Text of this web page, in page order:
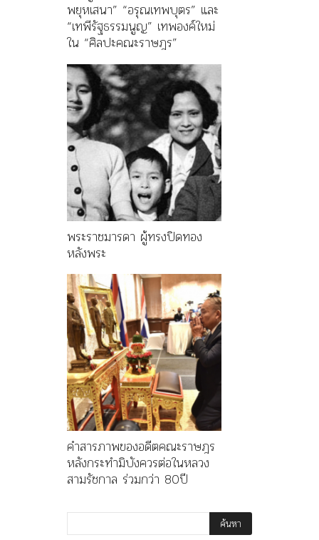
พยุหเสนา” “อรุณเทพบุตร” และ
“เทพีรัฐธรรมนูญ” เทพองค์ใหม่
ใน “ศิลปะคณะราษฎร”
พระราชมารดา ผู้ทรงปิดทอง
หลังพระ
คำสารภาพของอดีตคณะราษฎร
หลังกระทำมิบังควรต่อในหลวง
สามรัชกาล ร่วมกว่า 80ปี